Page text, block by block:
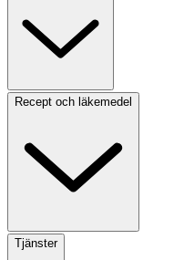
Recept och läkemedel
Tjänster